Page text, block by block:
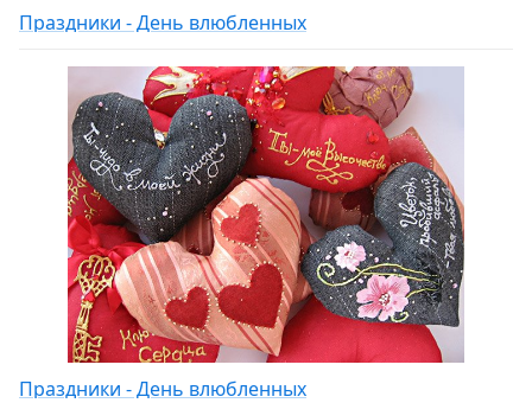
Праздники - День влюбленных
Праздники - День влюбленных